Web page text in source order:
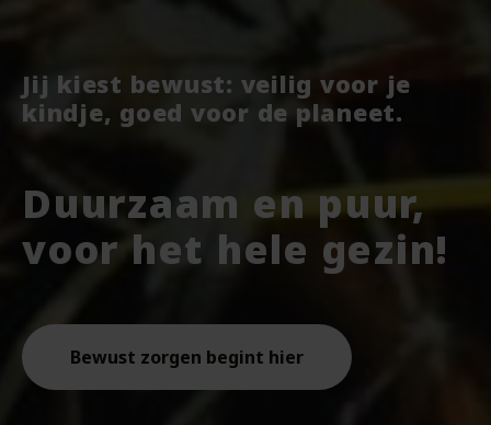
Jij kiest bewust: veilig voor je
kindje, goed voor de planeet.
Duurzaam en puur,
voor het hele gezin!
Bewust zorgen begint hier